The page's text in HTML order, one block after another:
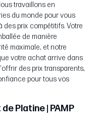
travaillons en
du monde pour vous
prix compétitifs. Votre
de manière
maximale, et notre
votre achat arrive dans
des prix transparents,
pour tous vos
Platine | PAMP